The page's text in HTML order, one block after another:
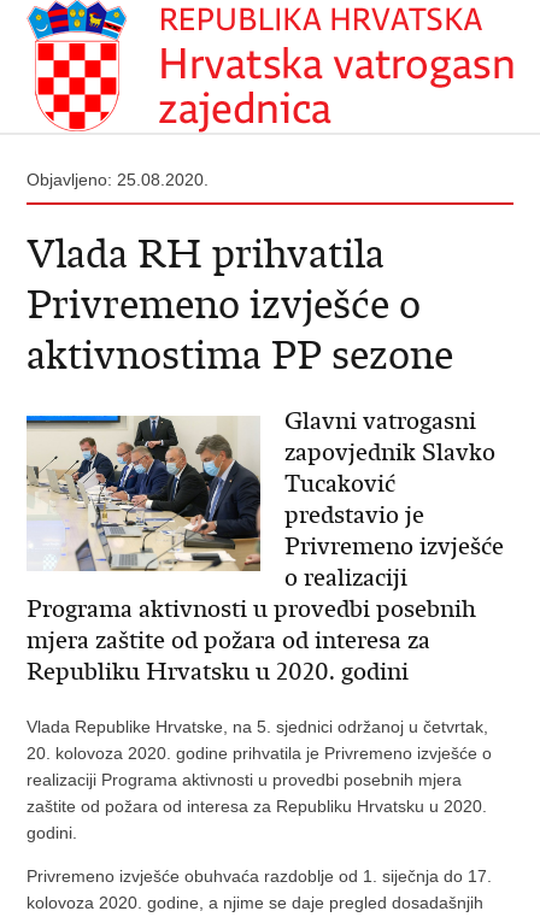
Objavljeno: 25.08.2020.
Vlada RH prihvatila
Privremeno izvješće o
aktivnostima PP sezone
Glavni vatrogasni
zapovjednik Slavko
Tucaković
predstavio je
Privremeno izvješće
o realizaciji
Programa aktivnosti u provedbi posebnih
mjera zaštite od požara od interesa za
Republiku Hrvatsku u 2020. godini
Vlada Republike Hrvatske, na 5. sjednici održanoj u četvrtak,
20. kolovoza 2020. godine prihvatila je Privremeno izvješće o
realizaciji Programa aktivnosti u provedbi posebnih mjera
zaštite od požara od interesa za Republiku Hrvatsku u 2020.
godini.
Privremeno izvješće obuhvaća razdoblje od 1. siječnja do 17.
kolovoza 2020. godine, a njime se daje pregled dosadašnjih